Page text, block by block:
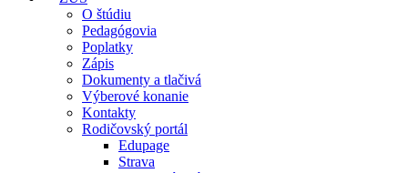
O štúdiu
Pedagógovia
Poplatky
Zápis
Dokumenty a tlačivá
Výberové konanie
Kontakty
Rodičovský portál
Edupage
Strava